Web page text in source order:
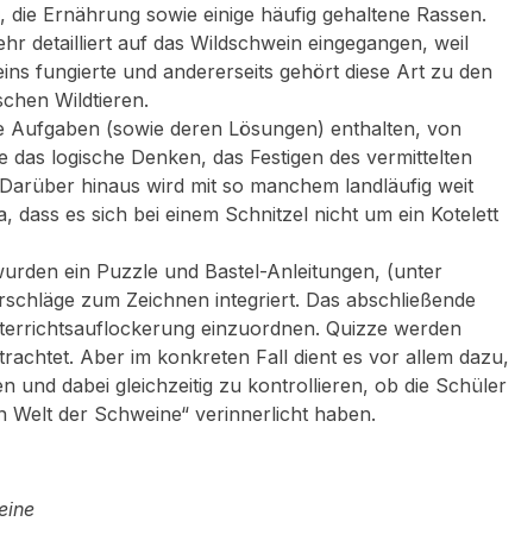
Ernährung sowie einige häufig gehaltene Rassen.
detailliert auf das Wildschwein eingegangen, weil
fungierte und andererseits gehört diese Art zu den
Wildtieren.
(sowie deren Lösungen) enthalten, von
logische Denken, das Festigen des vermittelten
hinaus wird mit so manchem landläufig weit
dass es sich bei einem Schnitzel nicht um ein Kotelett
ein Puzzle und Bastel-Anleitungen, (unter
zum Zeichnen integriert. Das abschließende
einzuordnen. Quizze werden
Aber im konkreten Fall dient es vor allem dazu,
und dabei gleichzeitig zu kontrollieren, ob die Schüler
der Schweine“ verinnerlicht haben.